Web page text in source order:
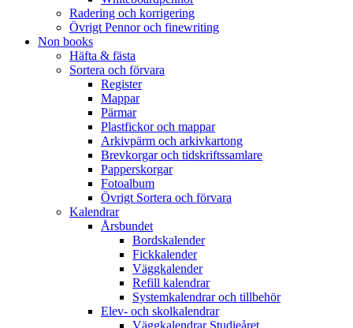
Radering och korrigering
Övrigt Pennor och finewriting
Non books
Häfta & fästa
Sortera och förvara
Register
Mappar
Pärmar
Plastfickor och mappar
Arkivpärm och arkivkartong
Brevkorgar och tidskriftssamlare
Papperskorgar
Fotoalbum
Övrigt Sortera och förvara
Kalendrar
Årsbundet
Bordskalender
Fickkalender
Väggkalender
Refill kalendrar
Systemkalendrar och tillbehör
Elev- och skolkalendrar
Väggkalendrar Studieåret